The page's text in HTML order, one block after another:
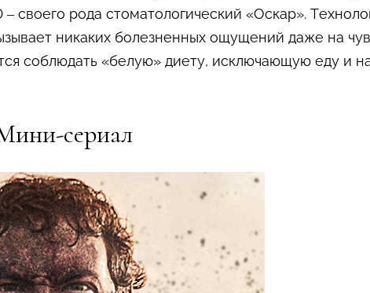
рода стоматологический «Оскар».
никаких болезненных ощущений даже на
соблюдать «белую» диету, исключающую еду и
сериал